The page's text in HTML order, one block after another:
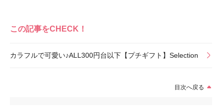
この記事をCHECK！
カラフルで可愛い♪ALL300円台以下【プチギフト】Selection
目次へ戻る